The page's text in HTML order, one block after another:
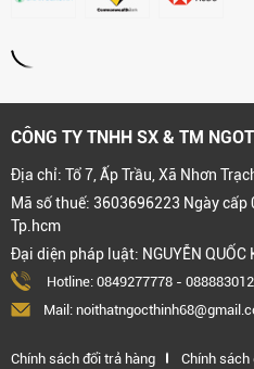
CÔNG TY TNHH SX & TM
Địa chỉ: Tổ 7, Ấp Trầu, Xã Nhơn
Mã số thuế: 3603696223 Ngày cấp
Tp.hcm
Đại diện pháp luật: NGUYỄN QUỐC
Mail: